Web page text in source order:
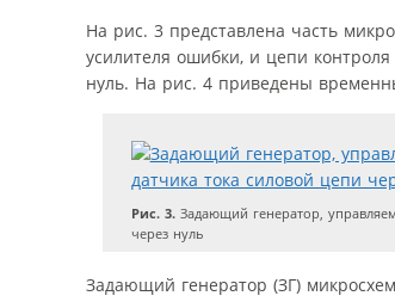
На рис. 3 представлена часть
усилителя ошибки, и цепи
нуль. На рис. 4 приведены
Рис. 3.Задающий генератор,
через нуль
Задающий генератор (ЗГ)